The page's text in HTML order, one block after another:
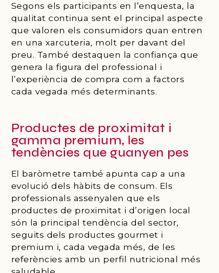
Segons els participants en l’enquesta, la
qualitat continua sent el principal aspecte
que valoren els consumidors quan entren
en una xarcuteria, molt per davant del
preu. També destaquen la confiança que
genera la figura del professional i
l’experiència de compra com a factors
cada vegada més determinants.
Productes de proximitat i
gamma premium, les
tendències que guanyen pes
El baròmetre també apunta cap a una
evolució dels hàbits de consum. Els
professionals assenyalen que els
productes de proximitat i d’origen local
són la principal tendència del sector,
seguits dels productes gourmet i
premium i, cada vegada més, de les
referències amb un perfil nutricional més